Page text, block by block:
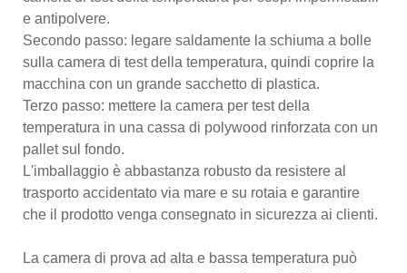
e antipolvere.
Secondo passo: legare saldamente la schiuma a bolle
sulla camera di test della temperatura, quindi coprire la
macchina con un grande sacchetto di plastica.
Terzo passo: mettere la camera per test della
temperatura in una cassa di polywood rinforzata con un
pallet sul fondo.
L'imballaggio è abbastanza robusto da resistere al
trasporto accidentato via mare e su rotaia e garantire
che il prodotto venga consegnato in sicurezza ai clienti.
La camera di prova ad alta e bassa temperatura può